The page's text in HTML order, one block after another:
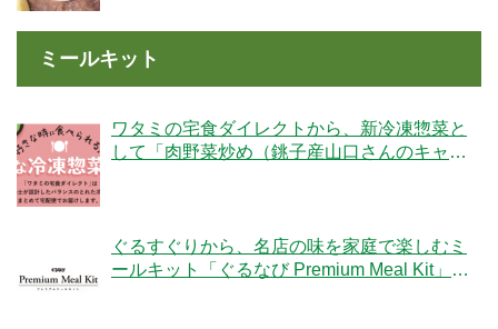
ミールキット
ワタミの宅食ダイレクトから、新冷凍惣菜と
して「肉野菜炒め（銚子産山口さんのキャベ
ぐるすぐりから、名店の味を家庭で楽しむミ
ールキット「ぐるなび Premium Meal Kit」シ